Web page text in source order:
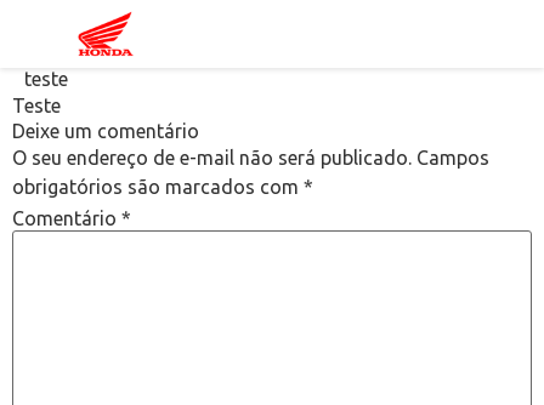
teste
Teste
Deixe um comentário
O seu endereço de e-mail não será publicado. Campos
obrigatórios são marcados com *
Comentário *